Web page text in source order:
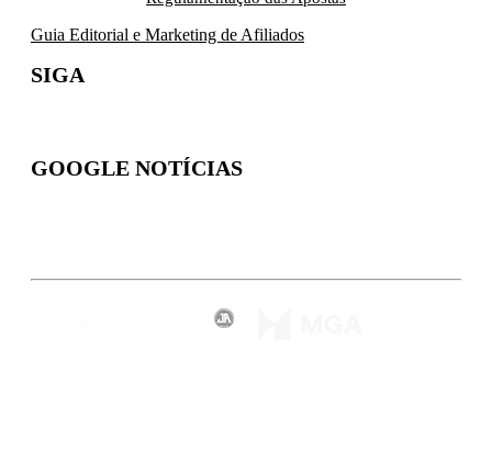
Guia Editorial e Marketing de Afiliados
SIGA
GOOGLE NOTÍCIAS